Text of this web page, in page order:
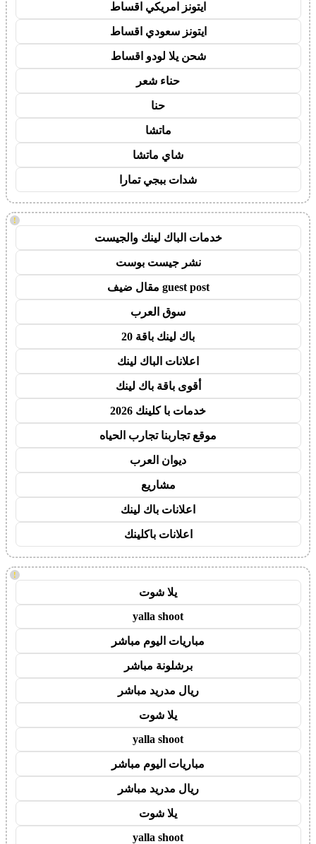
ايتونز امريكي اقساط
ايتونز سعودي اقساط
شحن يلا لودو اقساط
حناء شعر
حنا
ماتشا
شاي ماتشا
شدات ببجي تمارا
!
خدمات الباك لينك والجيست
نشر جيست بوست
guest post مقال ضيف
سوق العرب
باك لينك باقة 20
اعلانات الباك لينك
أقوى باقة باك لينك
خدمات با كلينك 2026
موقع تجاربنا تجارب الحياه
ديوان العرب
مشاريع
اعلانات باك لينك
اعلانات باكلينك
!
يلا شوت
yalla shoot
مباريات اليوم مباشر
برشلونة مباشر
ريال مدريد مباشر
يلا شوت
yalla shoot
مباريات اليوم مباشر
ريال مدريد مباشر
يلا شوت
yalla shoot